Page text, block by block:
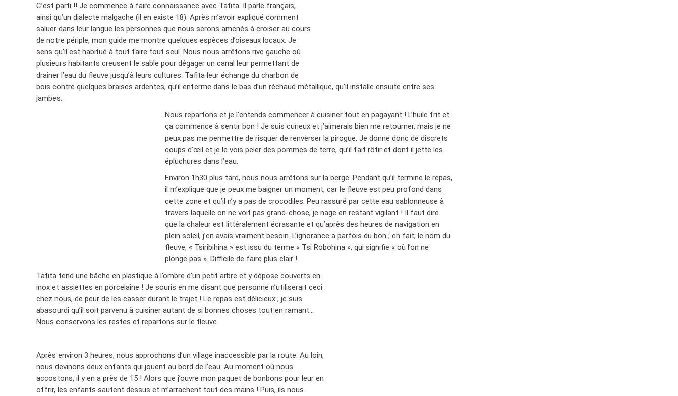
C’est parti !! Je commence à faire connaissance avec Tafita. Il parle français,
ainsi qu’un dialecte malgache (il en existe 18). Après m’avoir expliqué comment
saluer dans leur langue les personnes que nous serons amenés à croiser au cours
de notre périple, mon guide me montre quelques espèces d’oiseaux locaux. Je
sens qu’il est habitué à tout faire tout seul. Nous nous arrêtons rive gauche où
plusieurs habitants creusent le sable pour dégager un canal leur permettant de
drainer l’eau du fleuve jusqu’à leurs cultures. Tafita leur échange du charbon de
bois contre quelques braises ardentes, qu’il enferme dans le bas d’un réchaud métallique, qu’il installe ensuite entre ses
jambes.
Nous repartons et je l’entends commencer à cuisiner tout en pagayant ! L’huile frit et
ça commence à sentir bon ! Je suis curieux et j’aimerais bien me retourner, mais je ne
peux pas me permettre de risquer de renverser la pirogue. Je donne donc de discrets
coups d’œil et je le vois peler des pommes de terre, qu’il fait rôtir et dont il jette les
épluchures dans l’eau.
Environ 1h30 plus tard, nous nous arrêtons sur la berge. Pendant qu’il termine le repas,
il m’explique que je peux me baigner un moment, car le fleuve est peu profond dans
cette zone et qu’il n’y a pas de crocodiles. Peu rassuré par cette eau sablonneuse à
travers laquelle on ne voit pas grand-chose, je nage en restant vigilant ! Il faut dire
que la chaleur est littéralement écrasante et qu’après des heures de navigation en
plein soleil, j’en avais vraiment besoin. L’ignorance a parfois du bon ; en fait, le nom du
fleuve, « Tsiribihina » est issu du terme « Tsi Robohina », qui signifie « où l’on ne
plonge pas ». Difficile de faire plus clair !
Tafita tend une bâche en plastique à l’ombre d’un petit arbre et y dépose couverts en
inox et assiettes en porcelaine ! Je souris en me disant que personne n’utiliserait ceci
chez nous, de peur de les casser durant le trajet ! Le repas est délicieux ; je suis
abasourdi qu’il soit parvenu à cuisiner autant de si bonnes choses tout en ramant…
Nous conservons les restes et repartons sur le fleuve.
Après environ 3 heures, nous approchons d’un village inaccessible par la route. Au loin,
nous devinons deux enfants qui jouent au bord de l’eau. Au moment où nous
accostons, il y en a près de 15 ! Alors que j’ouvre mon paquet de bonbons pour leur en
offrir, les enfants sautent dessus et m’arrachent tout des mains ! Puis, ils nous